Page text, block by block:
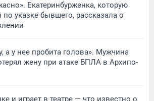
Екатеринбурженка, которую
указке бывшего, рассказала о
а у нее пробита голова». Мужчина
жену при атаке БПЛА в Архипо-
и играет в театре — что известно о